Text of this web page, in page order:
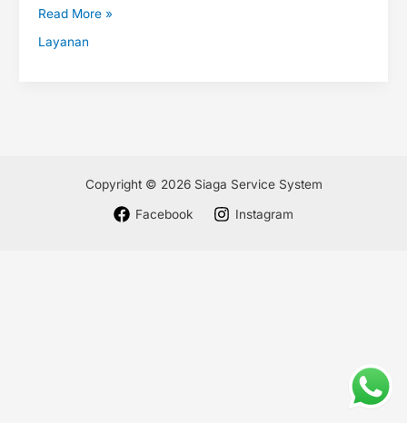
Read More »
Layanan
Copyright © 2026 Siaga Service System
Facebook Instagram